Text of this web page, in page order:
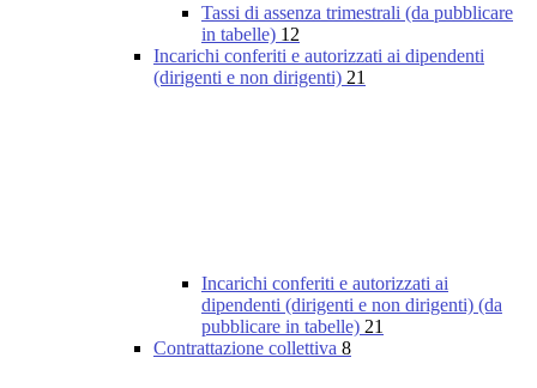
Tassi di assenza trimestrali (da pubblicare
in tabelle) 12
Incarichi conferiti e autorizzati ai dipendenti
(dirigenti e non dirigenti) 21
Incarichi conferiti e autorizzati ai
dipendenti (dirigenti e non dirigenti) (da
pubblicare in tabelle) 21
Contrattazione collettiva 8